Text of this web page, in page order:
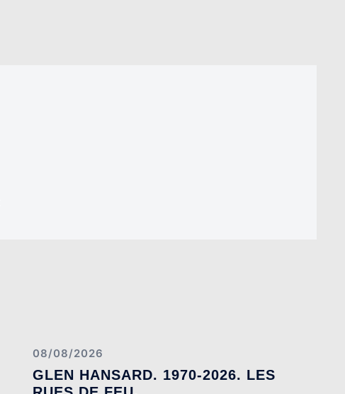
08/08/2026
GLEN HANSARD. 1970-2026. LES